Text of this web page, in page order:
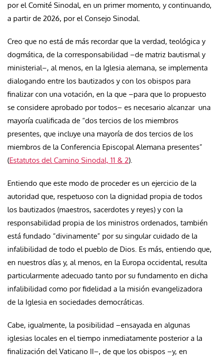
por el Comité Sinodal, en un primer momento, y continuando,
a partir de 2026, por el Consejo Sinodal.
Creo que no está de más recordar que la verdad, teológica y
dogmática, de la corresponsabilidad –de matriz bautismal y
ministerial–, al menos, en la Iglesia alemana, se implementa
dialogando entre los bautizados y con los obispos para
finalizar con una votación, en la que –para que lo propuesto
se considere aprobado por todos– es necesario alcanzar una
mayoría cualificada de “dos tercios de los miembros
presentes, que incluye una mayoría de dos tercios de los
miembros de la Conferencia Episcopal Alemana presentes”
(Estatutos del Camino Sinodal, 11 & 2).
Entiendo que este modo de proceder es un ejercicio de la
autoridad que, respetuoso con la dignidad propia de todos
los bautizados (maestros, sacerdotes y reyes) y con la
responsabilidad propia de los ministros ordenados, también
está fundado “divinamente” por su singular cuidado de la
infalibilidad de todo el pueblo de Dios. Es más, entiendo que,
en nuestros días y, al menos, en la Europa occidental, resulta
particularmente adecuado tanto por su fundamento en dicha
infalibilidad como por fidelidad a la misión evangelizadora
de la Iglesia en sociedades democráticas.
Cabe, igualmente, la posibilidad –ensayada en algunas
iglesias locales en el tiempo inmediatamente posterior a la
finalización del Vaticano II–, de que los obispos –y, en